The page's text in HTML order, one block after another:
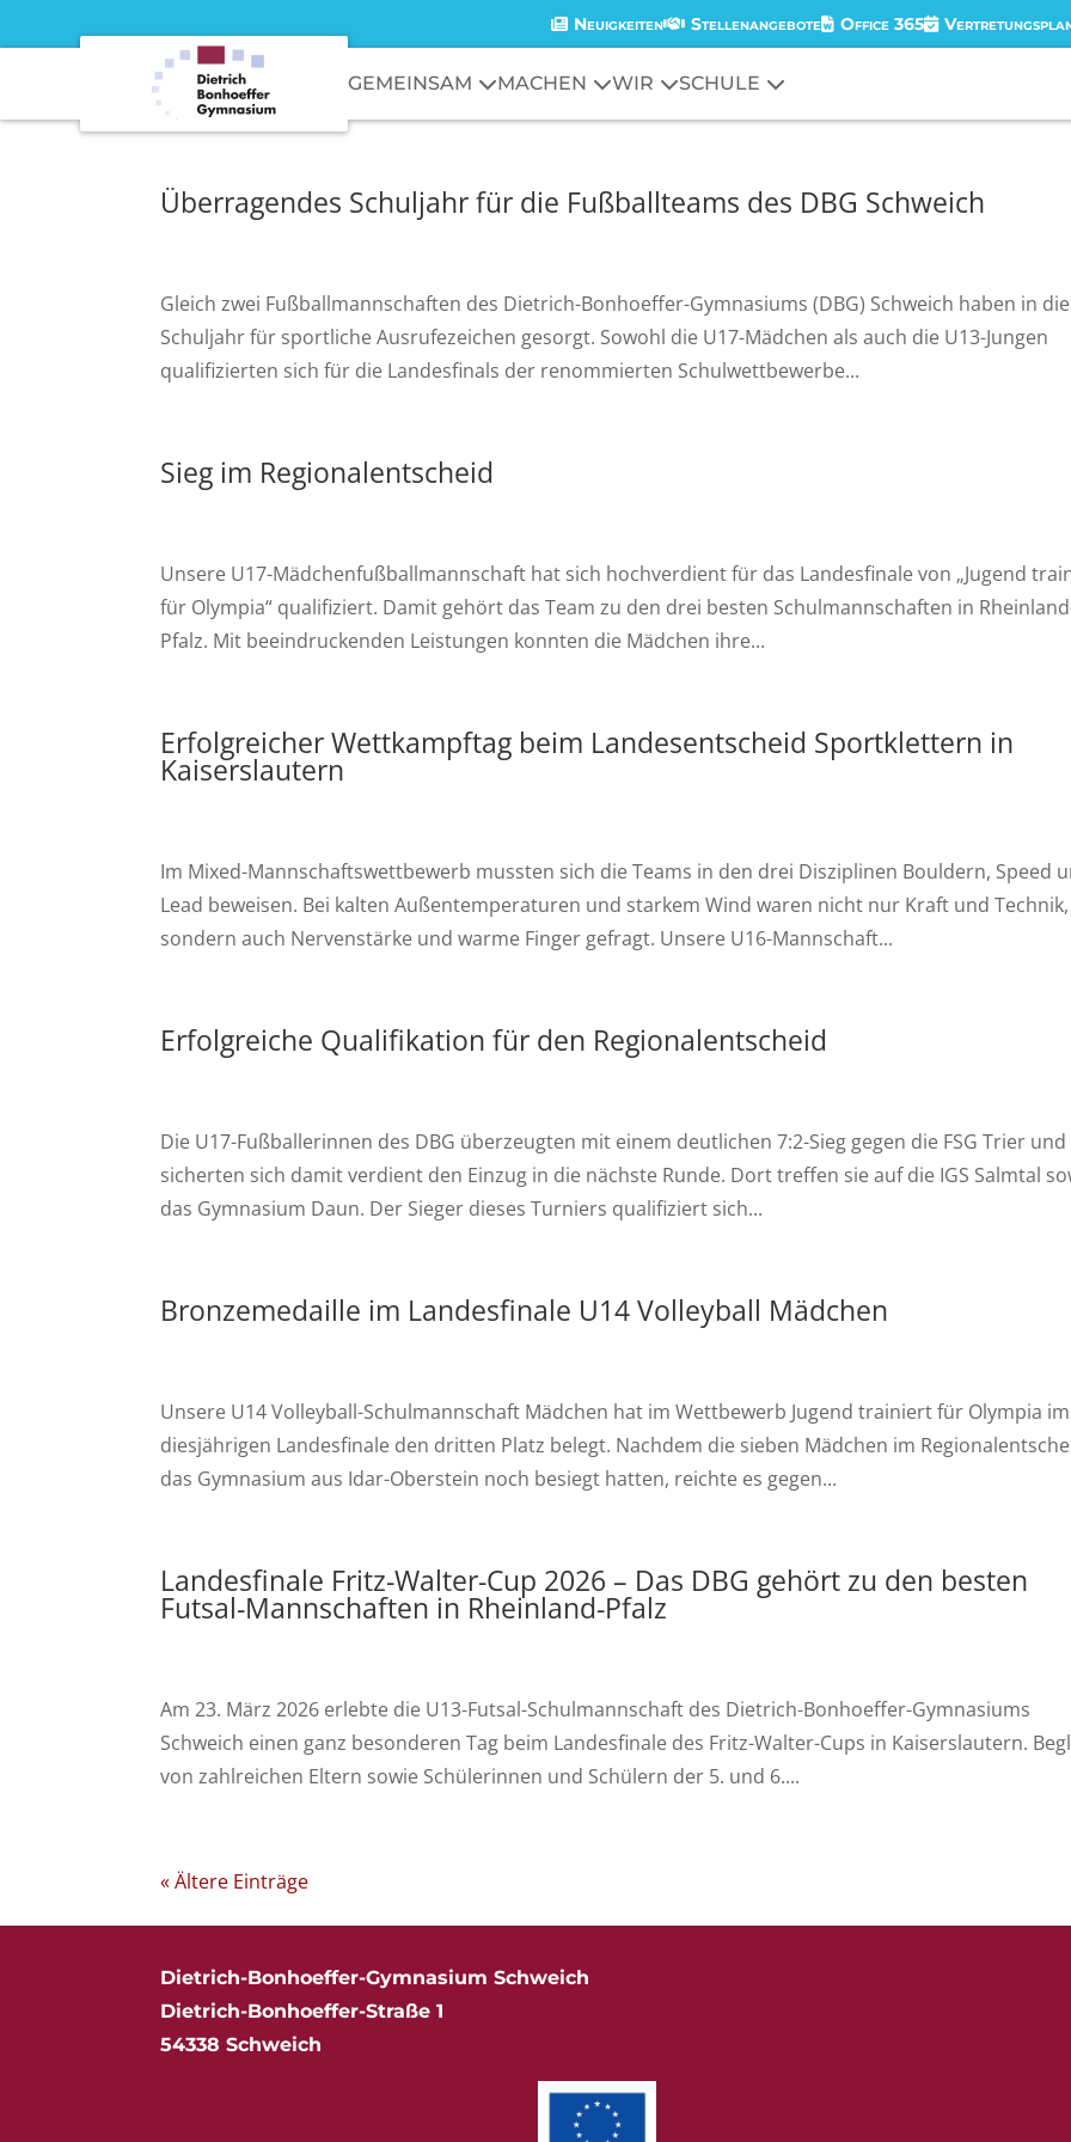
Neuigkeiten Stellenangebote Office 365
GEMEINSAM MACHEN WIR SCHULE
Überragendes Schuljahr für die Fußballteams des DBG Schweich
Gleich zwei Fußballmannschaften des Dietrich-Bonhoeffer-Gymnasiums (DBG) Schweich haben in
Schuljahr für sportliche Ausrufezeichen gesorgt. Sowohl die U17-Mädchen als auch die U13-Jungen
qualifizierten sich für die Landesfinals der renommierten Schulwettbewerbe...
Sieg im Regionalentscheid
Unsere U17-Mädchenfußballmannschaft hat sich hochverdient für das Landesfinale von „Jugend
für Olympia“ qualifiziert. Damit gehört das Team zu den drei besten Schulmannschaften in
Pfalz. Mit beeindruckenden Leistungen konnten die Mädchen ihre...
Erfolgreicher Wettkampftag beim Landesentscheid Sportklettern in
Kaiserslautern
Im Mixed-Mannschaftswettbewerb mussten sich die Teams in den drei Disziplinen Bouldern, Speed
Lead beweisen. Bei kalten Außentemperaturen und starkem Wind waren nicht nur Kraft und Technik,
sondern auch Nervenstärke und warme Finger gefragt. Unsere U16-Mannschaft...
Erfolgreiche Qualifikation für den Regionalentscheid
Die U17-Fußballerinnen des DBG überzeugten mit einem deutlichen 7:2-Sieg gegen die FSG Trier und
sicherten sich damit verdient den Einzug in die nächste Runde. Dort treffen sie auf die IGS Salmtal
das Gymnasium Daun. Der Sieger dieses Turniers qualifiziert sich...
Bronzemedaille im Landesfinale U14 Volleyball Mädchen
Unsere U14 Volleyball-Schulmannschaft Mädchen hat im Wettbewerb Jugend trainiert für Olympia im
diesjährigen Landesfinale den dritten Platz belegt. Nachdem die sieben Mädchen im
das Gymnasium aus Idar-Oberstein noch besiegt hatten, reichte es gegen...
Landesfinale Fritz-Walter-Cup 2026 – Das DBG gehört zu den besten
Futsal-Mannschaften in Rheinland-Pfalz
Am 23. März 2026 erlebte die U13-Futsal-Schulmannschaft des Dietrich-Bonhoeffer-Gymnasiums
Schweich einen ganz besonderen Tag beim Landesfinale des Fritz-Walter-Cups in Kaiserslautern.
von zahlreichen Eltern sowie Schülerinnen und Schülern der 5. und 6....
« Ältere Einträge
Dietrich-Bonhoeffer-Gymnasium Schweich
Dietrich-Bonhoeffer-Straße 1
54338 Schweich